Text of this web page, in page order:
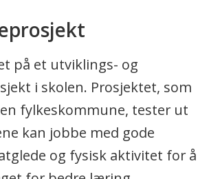
på et utviklings- og
i skolen. Prosjektet, som
fylkeskommune, tester ut
kan jobbe med gode
og fysisk aktivitet for å